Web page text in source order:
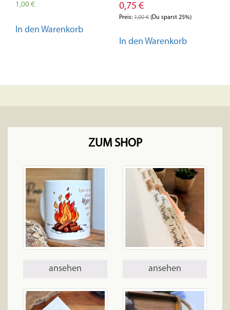
1,00€
In den Warenkorb
0,75 €
Preis:1,00€(Du sparst 25%)
In den Warenkorb
ZUM SHOP
ansehen ansehen